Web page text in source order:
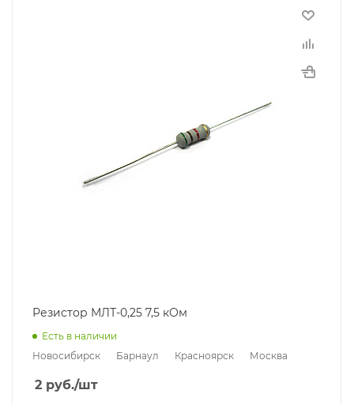
Резистор МЛТ-0,25 7,5 кОм
Есть в наличии
Новосибирск
Барнаул Красноярск Москва
2 руб./шт